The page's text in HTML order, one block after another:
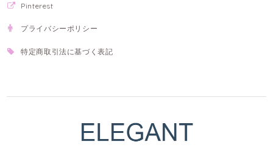
Pinterest
プライバシーポリシー
特定商取引法に基づく表記